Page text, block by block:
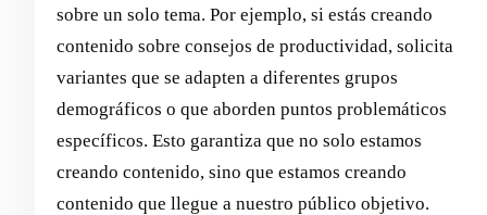
sobre un solo tema. Por ejemplo, si estás creando
contenido sobre consejos de productividad, solicita
variantes que se adapten a diferentes grupos
demográficos o que aborden puntos problemáticos
específicos. Esto garantiza que no solo estamos
creando contenido, sino que estamos creando
contenido que llegue a nuestro público objetivo.